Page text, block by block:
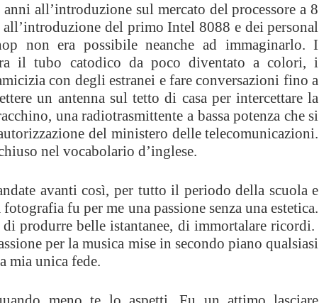
all’introduzione sul mercato del processore a 8
del primo Intel 8088 e dei personal
non era possibile neanche ad immaginarlo. I
il tubo catodico da poco diventato a colori, i
con degli estranei e fare conversazioni fino a
un antenna sul tetto di casa per intercettare la
una radiotrasmittente a bassa potenza che si
del ministero delle telecomunicazioni.
nel vocabolario d’inglese.
avanti così, per tutto il periodo della scuola e
fu per me una passione senza una estetica.
produrre belle istantanee, di immortalare ricordi.
per la musica mise in secondo piano qualsiasi
mia unica fede.